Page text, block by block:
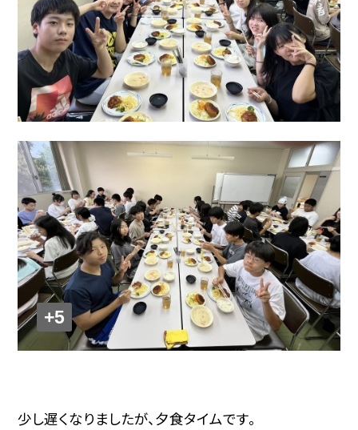
+5
少し遅くなりましたが、夕食タイムです。